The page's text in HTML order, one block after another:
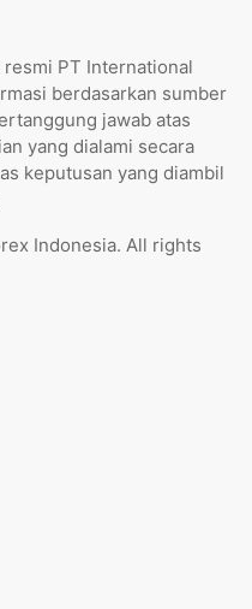
resmi PT International
berdasarkan sumber
jawab atas
yang dialami secara
keputusan yang diambil
Indonesia. All rights